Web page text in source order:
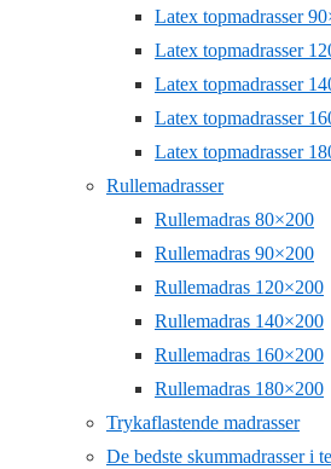
Latex topmadrasser
Latex topmadrasser
Latex topmadrasser
Latex topmadrasser
Latex topmadrasser
Rullemadrasser
Rullemadras 80×200
Rullemadras 90×200
Rullemadras 120×200
Rullemadras 140×200
Rullemadras 160×200
Rullemadras 180×200
Trykaflastende madrasser
De bedste skummadrasser i